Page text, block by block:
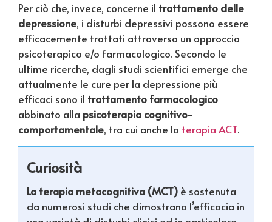
Per ciò che, invece, concerne il trattamento delle
depressione, i disturbi depressivi possono essere
efficacemente trattati attraverso un approccio
psicoterapico e/o farmacologico. Secondo le
ultime ricerche, dagli studi scientifici emerge che
attualmente le cure per la depressione più
efficaci sono il trattamento farmacologico
abbinato alla psicoterapia cognitivo-
comportamentale, tra cui anche la terapia ACT.
Curiosità
La terapia metacognitiva (MCT) è sostenuta
da numerosi studi che dimostrano l’efficacia in